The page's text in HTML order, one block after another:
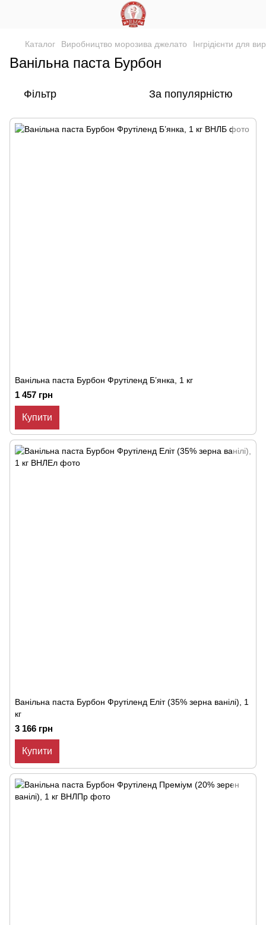
Каталог Виробництво морозива джелато Інгрідієнти для
Ванільна паста Бурбон
Фільтр За популярністю
Ванільна паста Бурбон Фрутіленд Б’янка, 1 кг
1 457 грн
Купити
Ванільна паста Бурбон Фрутіленд Еліт (35% зерна ванілі), 1
кг
3 166 грн
Купити